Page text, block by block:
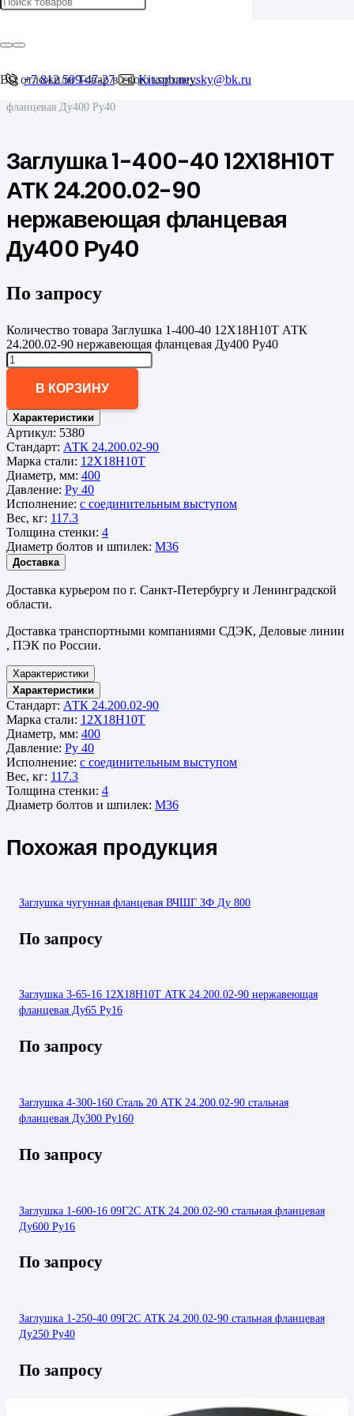
+7 812 509-47-27 Kit.spb.nevsky@bk.ru
Вы отложилиТоварв свою корзину.
Главная
/
фланцевая Ду400 Ру40
Заглушка 1-400-40 12Х18Н10Т
АТК 24.200.02-90
нержавеющая фланцевая
Ду400 Ру40
По запросу
Количество товара Заглушка 1-400-40 12Х18Н10Т АТК
24.200.02-90 нержавеющая фланцевая Ду400 Ру40
В КОРЗИНУ
Характеристики
Артикул: 5380
Стандарт: АТК 24.200.02-90
Марка стали: 12Х18Н10Т
Диаметр, мм: 400
Давление: Ру 40
Исполнение: с соединительным выступом
Вес, кг: 117.3
Толщина стенки: 4
Диаметр болтов и шпилек: М36
Доставка
Доставка курьером по г. Санкт-Петербургу и Ленинградской
области.
Доставка транспортными компаниями СДЭК, Деловые линии
, ПЭК по России.
Характеристики
Характеристики
Стандарт: АТК 24.200.02-90
Марка стали: 12Х18Н10Т
Диаметр, мм: 400
Давление: Ру 40
Исполнение: с соединительным выступом
Вес, кг: 117.3
Толщина стенки: 4
Диаметр болтов и шпилек: М36
Похожая продукция
Заглушка чугунная фланцевая ВЧШГ ЗФ Ду 800
По запросу
Заглушка 3-65-16 12Х18Н10Т АТК 24.200.02-90 нержавеющая
фланцевая Ду65 Ру16
По запросу
Заглушка 4-300-160 Сталь 20 АТК 24.200.02-90 стальная
фланцевая Ду300 Ру160
По запросу
Заглушка 1-600-16 09Г2С АТК 24.200.02-90 стальная фланцевая
Ду600 Ру16
По запросу
Заглушка 1-250-40 09Г2С АТК 24.200.02-90 стальная фланцевая
Ду250 Ру40
По запросу